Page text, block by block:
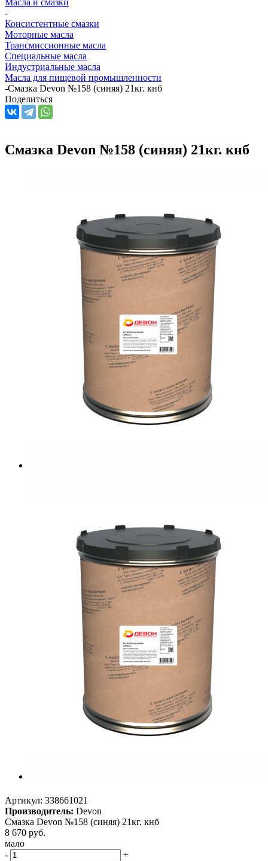
-
Консистентные смазки
Моторные масла
Трансмиссионные масла
Специальные масла
Индустриальные масла
Масла для пищевой промышленности
-Смазка Devon №158 (синяя) 21кг. кнб
Поделиться
Смазка Devon №158 (синяя) 21кг. кнб
Артикул: 338661021
Производитель: Devon
Смазка Devon №158 (синяя) 21кг. кнб
8 670 руб.
мало
-
+